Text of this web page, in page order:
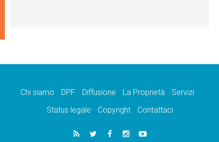
Chi siamo DPF Diffusione La Proprietà
Servizi
Status legale
Copyright Contattaci